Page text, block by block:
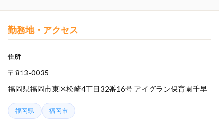
勤務地・アクセス
住所
〒813-0035
福岡県福岡市東区松崎4丁目32番16号 アイグラン保育園千早
福岡県 福岡市